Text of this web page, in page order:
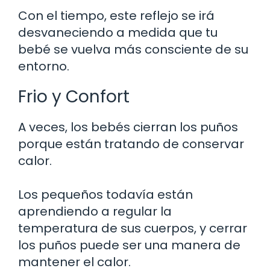
Con el tiempo, este reflejo se irá
desvaneciendo a medida que tu
bebé se vuelva más consciente de su
entorno.
Frio y Confort
A veces, los bebés cierran los puños
porque están tratando de conservar
calor.
Los pequeños todavía están
aprendiendo a regular la
temperatura de sus cuerpos, y cerrar
los puños puede ser una manera de
mantener el calor.